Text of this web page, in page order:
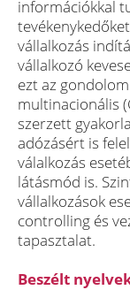
információkkal
vállalkozás
vállalkozó
ezt az
multinacionális
szerzett
adózásért is
válalkozás
látásmód is.
vállalkozások
controlling és
tapasztalat.
Beszélt